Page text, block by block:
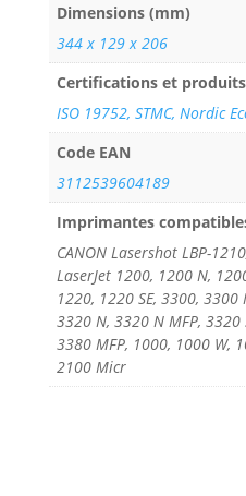
Dimensions (mm)
344 x 129 x 206
Certifications et produits
ISO 19752, STMC, Nordic
Code EAN
3112539604189
Imprimantes
CANON Lasershot LBP-
LaserJet 1200, 1200 N,
1220, 1220 SE, 3300, 3300
3320 N, 3320 N MFP, 3320
3380 MFP, 1000, 1000 W,
2100 Micr